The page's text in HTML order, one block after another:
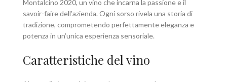
Montalcino 2020, un vino che incarna la passione e il
savoir-faire dell’azienda. Ogni sorso rivela una storia di
tradizione, comprometendo perfettamente eleganza e
potenza in un’unica esperienza sensoriale.
Caratteristiche del vino